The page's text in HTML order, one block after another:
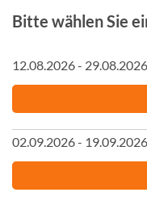
Bitte wählen Sie
12.08.2026 - 29.08.2026
02.09.2026 - 19.09.2026